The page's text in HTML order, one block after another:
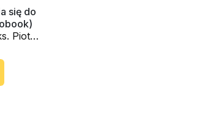
się do
Piotr